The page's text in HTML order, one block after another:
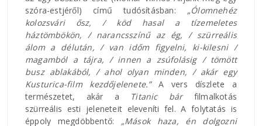
szóra-estjéről) című tudósításban: „Ólomnehéz
kolozsvári ősz, / köd hasal a tízemeletes
háztömbökön, / narancsszínű az ég, / szürreális
álom a délután, / van időm figyelni, ki-kilesni /
magamból a tájra, / innen a zsúfolásig / tömött
busz ablakából, / ahol olyan minden, / akár egy
Kusturica-film kezdőjelenete.”A vers díszlete a
természetet, akár a Titanic bárfilmalkotás
szürreális esti jeleneteit eleveníti fel. A folytatás is
éppoly megdöbbentő: „Mások haza, én dolgozni